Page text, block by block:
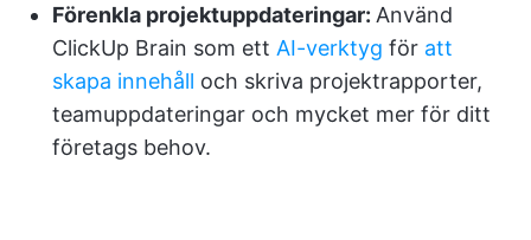
Förenkla projektuppdateringar: Använd
ClickUp Brain som ett AI-verktyg för att
skapa innehåll och skriva projektrapporter,
teamuppdateringar och mycket mer för ditt
företags behov.